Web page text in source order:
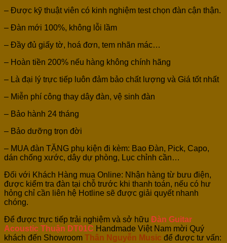
– Được kỹ thuật viên có kinh nghiệm test chọn đàn cận thận.
– Đàn mới 100%, không lỗi lầm
– Đầy đủ giấy tờ, hoá đơn, tem nhãn mác…
– Hoàn tiền 200% nếu hàng không chính hãng
– Là đại lý trực tiếp luôn đảm bảo chất lượng và Giá tốt nhất
– Miễn phí công thay dây đàn, vệ sinh đàn
– Bảo hành 24 tháng
– Bảo dưỡng trọn đời
– MUA đàn TẶNG phụ kiện đi kèm: Bao Đàn, Pick, Capo,
dán chống xước, dây dự phòng, Lục chỉnh cần…
Đối với Khách Hàng mua Online: Nhận hàng từ bưu điện,
được kiểm tra đàn tại chỗ trước khi thanh toán, nếu có hư
hỏng chỉ cần liên hệ Hotline sẽ được giải quyết nhanh
chóng.
Để được trực tiếp trải nghiệm và sở hữu Đàn Guitar
Acoustic Thuận DT01C Handmade Việt Nam mời Quý
khách đến Showroom Thân Nguyễn Music để được tư vấn: